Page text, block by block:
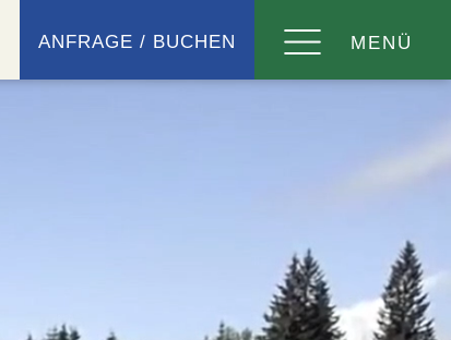
ANFRAGE / BUCHEN MENÜ